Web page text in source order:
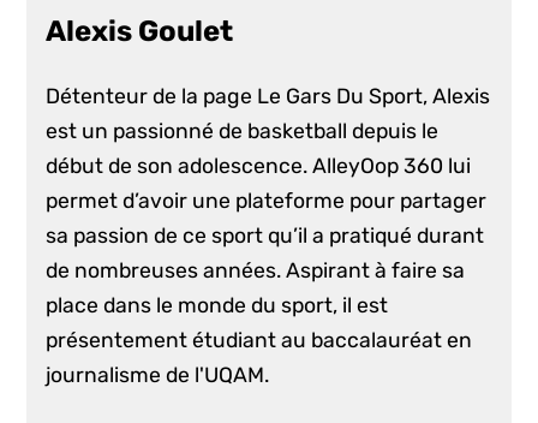
Alexis Goulet
Détenteur de la page Le Gars Du Sport, Alexis
est un passionné de basketball depuis le
début de son adolescence. AlleyOop 360 lui
permet d’avoir une plateforme pour partager
sa passion de ce sport qu’il a pratiqué durant
de nombreuses années. Aspirant à faire sa
place dans le monde du sport, il est
présentement étudiant au baccalauréat en
journalisme de l'UQAM.